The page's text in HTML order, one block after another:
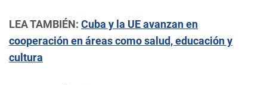
LEA TAMBIÉN: Cuba y la UE avanzan en
cooperación en áreas como salud, educación y
cultura